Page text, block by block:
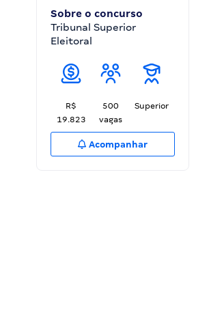
Sobre o concurso
Tribunal Superior
Eleitoral
R$
19.823
500
vagas
Superior
Acompanhar